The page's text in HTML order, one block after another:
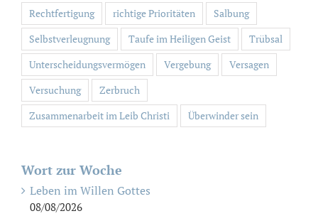
Rechtfertigung
richtige Prioritäten
Salbung
Selbstverleugnung
Taufe im Heiligen Geist
Trübsal
Unterscheidungsvermögen
Vergebung
Versagen
Versuchung
Zerbruch
Zusammenarbeit im Leib Christi
Überwinder sein
Wort zur Woche
Leben im Willen Gottes
08/08/2026